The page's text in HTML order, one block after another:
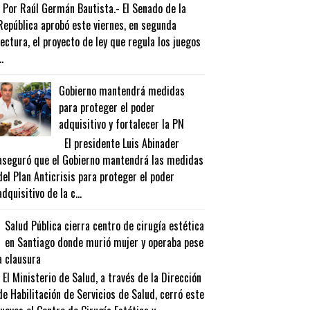
Raúl Germán Bautista.- El Senado de la
aprobó este viernes, en segunda
el proyecto de ley que regula los juegos
Gobierno mantendrá medidas
para proteger el poder
adquisitivo y fortalecer la PN
El presidente Luis Abinader
que el Gobierno mantendrá las medidas
Plan Anticrisis para proteger el poder
de la c...
Salud Pública cierra centro de cirugía estética
en Santiago donde murió mujer y operaba pese
clausura
Ministerio de Salud, a través de la Dirección
Habilitación de Servicios de Salud, cerró este